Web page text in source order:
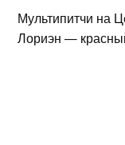
Мультипитчи на
Лориэн —